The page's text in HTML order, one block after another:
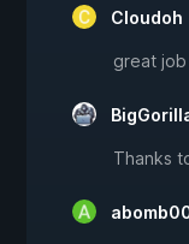
Cloudoh
great
Thanks